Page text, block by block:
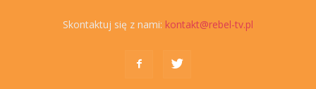
Skontaktuj się z nami: kontakt@rebel-tv.pl